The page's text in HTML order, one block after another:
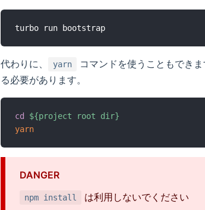
代わりに、 yarn
コマンドを使うこともでき
る必要があります。
cd
${project root dir}
yarn
DANGER
npm install は利用しないでください